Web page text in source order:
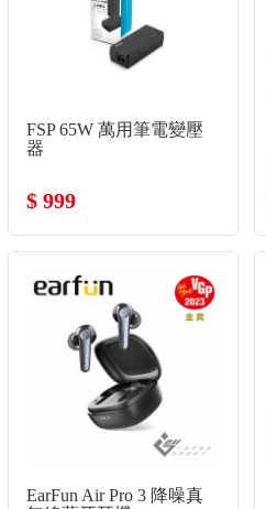
FSP 65W 萬用筆電變壓
器
$ 999
EarFun Air Pro 3 降噪真